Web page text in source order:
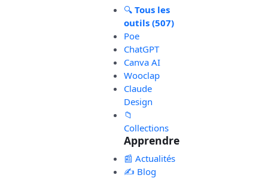
🔍 Tous les
outils (507)
Poe
ChatGPT
Canva AI
Wooclap
Claude
Design
📁
Collections
Apprendre
📰 Actualités
✍️ Blog